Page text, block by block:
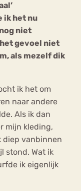
ik het nu
niet
gevoel niet
als mezelf dik
ik het om
naar andere
Als ik dan
mijn kleding,
diep vanbinnen
stond. Wat ik
ik eigenlijk